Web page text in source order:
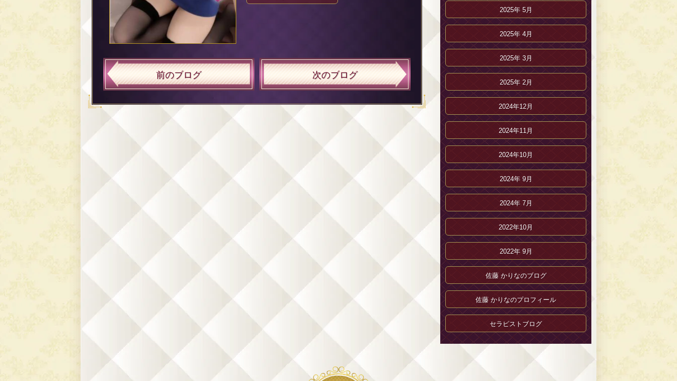
前のブログ 次のブログ
2025年 5月
2025年 4月
2025年 3月
2025年 2月
2024年12月
2024年11月
2024年10月
2024年 9月
2024年 7月
2022年10月
2022年 9月
佐藤 かりなのブログ
佐藤 かりなのプロフィール
セラピストブログ